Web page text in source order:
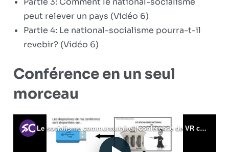
peut relever un pays (Vidéo 6)
Partie 4: Le national-socialisme pourra-t-il
revebir? (Vidéo 6)
Conférence en un seul
morceau